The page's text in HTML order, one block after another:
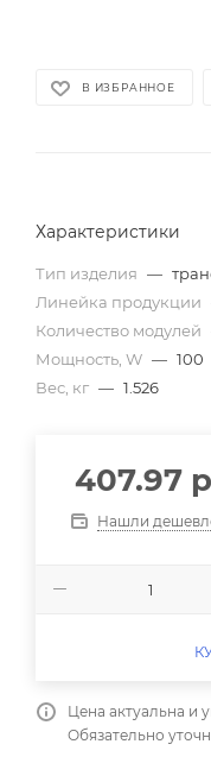
В ИЗБРАННОЕ
Характеристики
Тип изделия —
Линейка продукции
Количество модулей
Мощность, W — 100
Вес, кг — 1.526
407.97
Нашли
Цена актуальна и
Обязательно